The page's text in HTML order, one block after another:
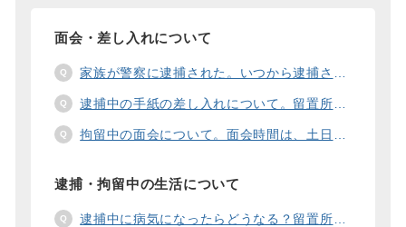
面会・差し入れについて
家族が警察に逮捕された。いつから逮捕された家族と面会することができますか？
逮捕中の手紙の差し入れについて。留置所に手紙を送る際の宛先の書き方は？
拘留中の面会について。面会時間は、土日や祝日の面会は、一度に面会できる人数は。
逮捕・拘留中の生活について
逮捕中に病気になったらどうなる？留置所の健康診断、診療、医療行為、手術は。